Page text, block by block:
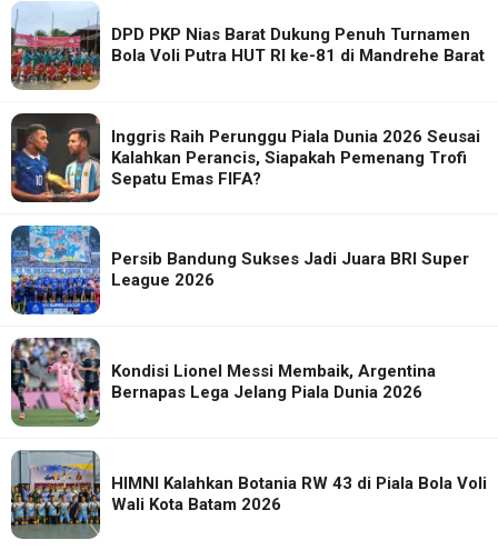
DPD PKP Nias Barat Dukung Penuh Turnamen
Bola Voli Putra HUT RI ke-81 di Mandrehe Barat
Inggris Raih Perunggu Piala Dunia 2026 Seusai
Kalahkan Perancis, Siapakah Pemenang Trofi
Sepatu Emas FIFA?
Persib Bandung Sukses Jadi Juara BRI Super
League 2026
Kondisi Lionel Messi Membaik, Argentina
Bernapas Lega Jelang Piala Dunia 2026
HIMNI Kalahkan Botania RW 43 di Piala Bola Voli
Wali Kota Batam 2026